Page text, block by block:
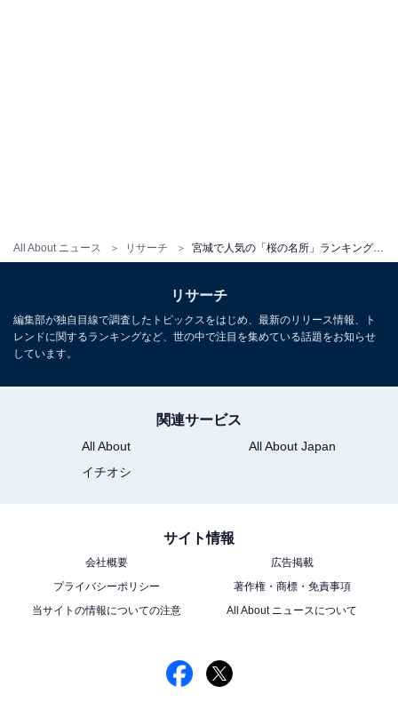
All About ニュース リサーチ
リサーチ
編集部が独自目線で調査したトピックスをはじめ、最新のリリース情報、ト
レンドに関するランキングなど、世の中で注目を集めている話題をお知らせ
しています。
関連サービス
All About
All About Japan
イチオシ
サイト情報
会社概要
広告掲載
プライバシーポリシー
著作権・商標・免責事項
当サイトの情報についての注意
All About ニュースについて